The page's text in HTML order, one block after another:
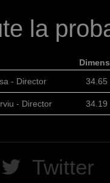
la
- Director
34.65
- Director 34.19
Twitter